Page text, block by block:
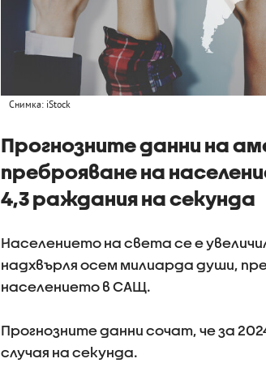
Снимка: iStock
Прогнозните данни на
преброяване на
4,3 раждания на секунда
Населението на света се е
надхвърля осем милиарда души,
населението в САЩ.
Прогнозните данни сочат, че за
случая на секунда.